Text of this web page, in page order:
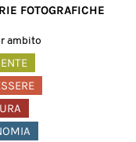
FOTOGRAFICHE
ambito